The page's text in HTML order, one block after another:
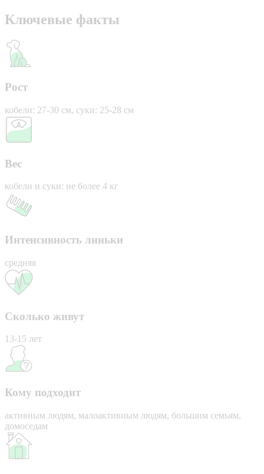
Ключевые факты
Рост
кобели: 27-30 см, суки: 25-28 см
Вес
кобели и суки: не более 4 кг
Интенсивность линьки
средняя
Сколько живут
13-15 лет
Кому подходит
активным людям, малоактивным людям, большим семьям,
домоседам